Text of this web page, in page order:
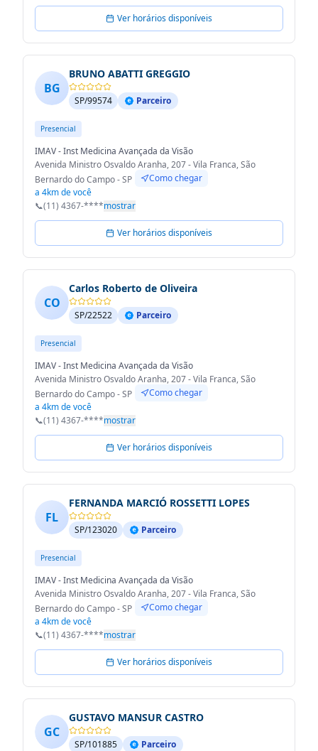
Ver horários disponíveis
BG
BRUNO ABATTI GREGGIO
SP/99574 Parceiro
Presencial
IMAV - Inst Medicina Avançada da Visão
Avenida Ministro Osvaldo Aranha, 207 - Vila Franca, São
Bernardo do Campo - SP
Como chegar
a 4km de você
📞(11) 4367-****mostrar
Ver horários disponíveis
CO
Carlos Roberto de Oliveira
SP/22522 Parceiro
Presencial
IMAV - Inst Medicina Avançada da Visão
Avenida Ministro Osvaldo Aranha, 207 - Vila Franca, São
Bernardo do Campo - SP
Como chegar
a 4km de você
📞(11) 4367-****mostrar
Ver horários disponíveis
FL
FERNANDA MARCIÓ ROSSETTI LOPES
SP/123020 Parceiro
Presencial
IMAV - Inst Medicina Avançada da Visão
Avenida Ministro Osvaldo Aranha, 207 - Vila Franca, São
Bernardo do Campo - SP
Como chegar
a 4km de você
📞(11) 4367-****mostrar
Ver horários disponíveis
GC
GUSTAVO MANSUR CASTRO
SP/101885 Parceiro